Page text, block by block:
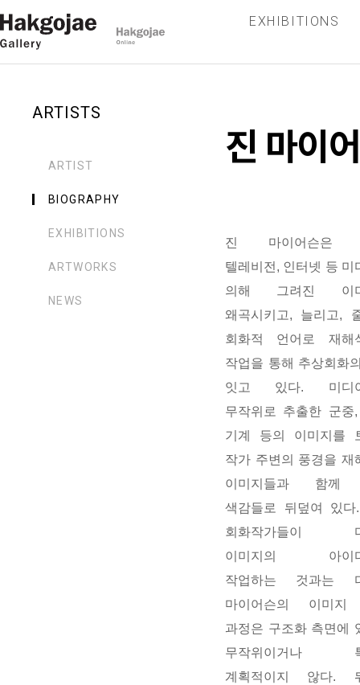
EXHIBITIONS
ARTISTS
ARTIST
BIOGRAPHY
EXHIBITIONS
ARTWORKS
NEWS
진 마이
진 마이어슨은
텔레비전, 인터넷 등 미
의해 그려진 이
왜곡시키고, 늘리고,
회화적 언어로 재해
작업을 통해 추상회화
잇고 있다. 미디
무작위로 추출한 군중
기계 등의 이미지를
작가 주변의 풍경을 재
이미지들과 함께
색감들로 뒤덮여 있
회화작가들이 디
이미지의 아이디
작업하는 것과는
마이어슨의 이미지
과정은 구조화 측면에
무작위이거나 특
계획적이지 않다.